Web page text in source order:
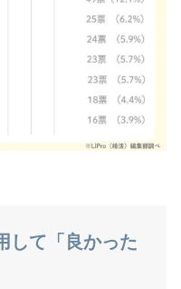
して「良かった